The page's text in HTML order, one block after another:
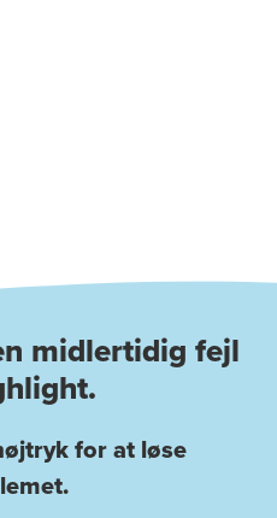
midlertidig fejl
for at løse